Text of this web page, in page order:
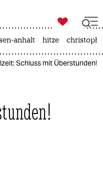

taz zahl ich
anhalt hitze
Schluss mit Überstunden!